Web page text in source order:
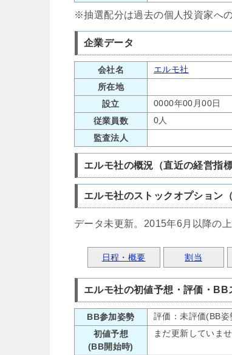
※抽選配分は過去の個人投資家へ
企業データ
会社名
エルモ社
所在地
設立
0000年00月00日
従業員数
0人
監査法人
エルモ社の概況（直近の経営指
エルモ社のストックオプション
データ未更新。2015年6月以降の
日程・概要 割当
エルモ社の初値予想・評価・BB
BB参加姿勢
評価：未評価(BB
初値予想
(BB開始時)
まだ更新していま